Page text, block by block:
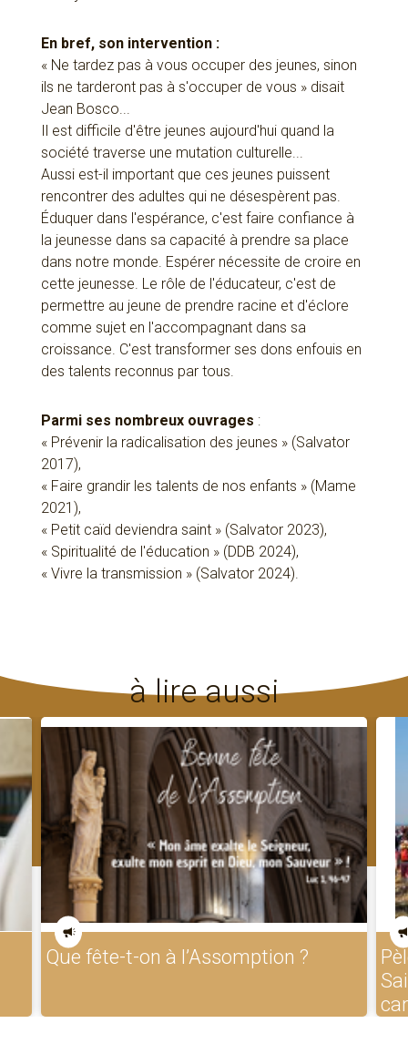
En bref, son intervention :
« Ne tardez pas à vous occuper des jeunes, sinon
ils ne tarderont pas à s'occuper de vous » disait
Jean Bosco...
Il est difficile d'être jeunes aujourd'hui quand la
société traverse une mutation culturelle...
Aussi est-il important que ces jeunes puissent
rencontrer des adultes qui ne désespèrent pas.
Éduquer dans l'espérance, c'est faire confiance à
la jeunesse dans sa capacité à prendre sa place
dans notre monde. Espérer nécessite de croire en
cette jeunesse. Le rôle de l'éducateur, c'est de
permettre au jeune de prendre racine et d'éclore
comme sujet en l'accompagnant dans sa
croissance. C'est transformer ses dons enfouis en
des talents reconnus par tous.
Parmi ses nombreux ouvrages :
« Prévenir la radicalisation des jeunes » (Salvator
2017),
« Faire grandir les talents de nos enfants » (Mame
2021),
« Petit caïd deviendra saint » (Salvator 2023),
« Spiritualité de l'éducation » (DDB 2024),
« Vivre la transmission » (Salvator 2024).
à lire aussi
Que fête-t-on à l’Assomption ?